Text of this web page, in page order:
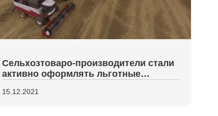
Сельхозтоваро-производители стали
активно оформлять льготные
15.12.2021